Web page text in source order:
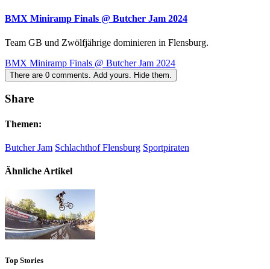
BMX Miniramp Finals @ Butcher Jam 2024
Team GB und Zwölfjährige dominieren in Flensburg.
BMX Miniramp Finals @ Butcher Jam 2024
There are 0 comments. Add yours. Hide them.
Share
Themen:
Butcher Jam Schlachthof Flensburg Sportpiraten
Ähnliche Artikel
Top Stories